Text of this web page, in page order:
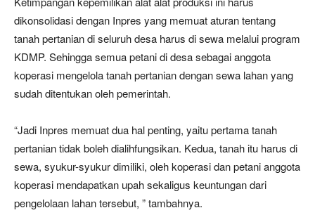
dikonsolidasi dengan Inpres yang memuat aturan tentang
tanah pertanian di seluruh desa harus di sewa melalui program
KDMP. Sehingga semua petani di desa sebagai anggota
koperasi mengelola tanah pertanian dengan sewa lahan yang
sudah ditentukan oleh pemerintah.
“Jadi Inpres memuat dua hal penting, yaitu pertama tanah
pertanian tidak boleh dialihfungsikan. Kedua, tanah itu harus di
sewa, syukur-syukur dimiliki, oleh koperasi dan petani anggota
koperasi mendapatkan upah sekaligus keuntungan dari
pengelolaan lahan tersebut, ” tambahnya.